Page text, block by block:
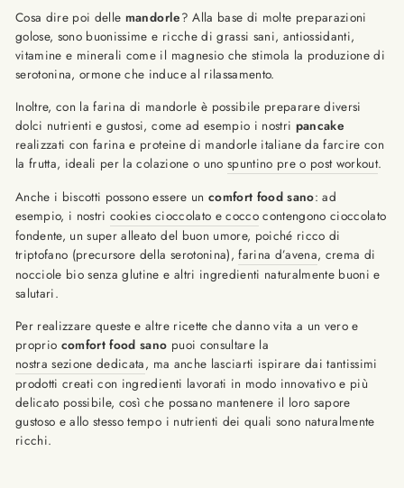
Cosa dire poi delle mandorle? Alla base di molte preparazioni
golose, sono buonissime e ricche di grassi sani, antiossidanti,
vitamine e minerali come il magnesio che stimola la produzione di
serotonina, ormone che induce al rilassamento.
Inoltre, con la farina di mandorle è possibile preparare diversi
dolci nutrienti e gustosi, come ad esempio i nostri pancake
realizzati con farina e proteine di mandorle italiane da farcire con
la frutta, ideali per la colazione o uno spuntino pre o post workout.
Anche i biscotti possono essere un comfort food sano: ad
esempio, i nostricookies cioccolato e coccocontengono cioccolato
fondente, un super alleato del buon umore, poiché ricco di
triptofano (precursore della serotonina),farina d’avena, crema di
nocciole bio senza glutine e altri ingredienti naturalmente buoni e
salutari.
Per realizzare queste e altre ricette che danno vita a un vero e
proprio comfort food sano puoi consultare la
nostra sezione dedicata, ma anche lasciarti ispirare dai tantissimi
prodotti creati con ingredienti lavorati in modo innovativo e più
delicato possibile, così che possano mantenere il loro sapore
gustoso e allo stesso tempo i nutrienti dei quali sono naturalmente
ricchi.